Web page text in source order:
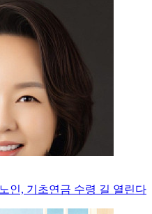
인, 기초연금 수령 길 열린다